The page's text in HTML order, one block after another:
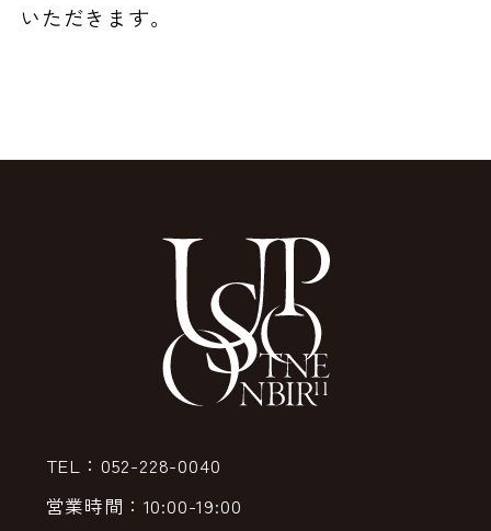
いただきます。
TEL：052-228-0040
営業時間：10:00-19:00